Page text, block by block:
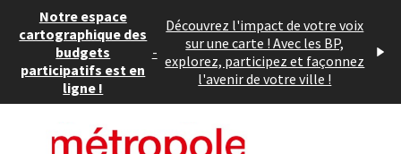
Notre espace
cartographique des
budgets
participatifs est en
ligne !
-
Découvrez l'impact de votre voix
sur une carte ! Avec les BP,
explorez, participez et façonnez
l'avenir de votre ville !